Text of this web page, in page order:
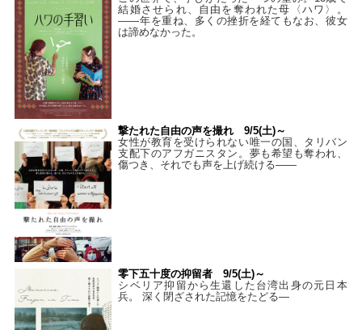
結婚させられ、自由を奪われた母〈ハワ〉。
——年を重ね、多くの挫折を経てもなお、彼女
は諦めなかった。
撃たれた自由の声を撮れ 9/5(土)～
女性が教育を受けられない唯一の国、タリバン
支配下のアフガニスタン。夢も希望も奪われ、
傷つき、それでも声を上げ続ける——
零下五十度の抑留者 9/5(土)～
シベリア抑留から生還した台湾出身の元日本
兵。 深く閉ざされた記憶をたどる—